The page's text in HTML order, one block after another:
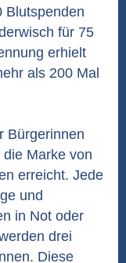
Blutspenden
für 75
erhielt
als 200 Mal
Bürgerinnen
Marke von
erreicht. Jede
und
in Not oder
drei
Diese